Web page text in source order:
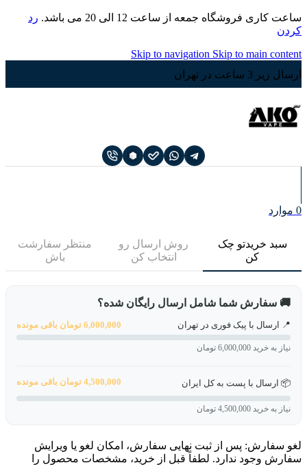
ساعت کاری فروشگاه جمعه از ساعت 12 الی 20 می باشد.
رد
کردن
Skip to navigation Skip to main content
ارسال زیر 3 ساعت در تهران
0 موارد
سبد خریدتو چک
کن
روش ارسال رو
انتخاب کن
منتظر سفارشت
باش
🚚 سفارش شما شامل ارسال رایگان شده؟
📍 ارسال با پیک فوری در تهران 6,000,000 تومان باقی مونده
نیاز به خرید 6,000,000 تومان
📦 ارسال با پست به کل ایران 4,500,000 تومان باقی مونده
نیاز به خرید 4,500,000 تومان
لغو سفارش: پس از ثبت نهایی سفارش، امکان لغو یا ویرایش
سفارش وجود ندارد. لطفاً قبل از خرید، مشخصات محصول را